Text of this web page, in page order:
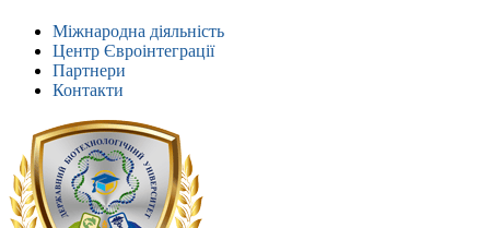
Міжнародна діяльність
Центр Євроінтеграції
Партнери
Контакти